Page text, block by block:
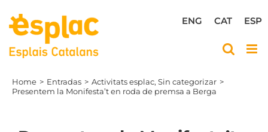
content
ESP
CAT
ENG
Home Entradas Activitats esplac Sin categorizar
Presentem la Monifesta’t en roda de premsa a Berga